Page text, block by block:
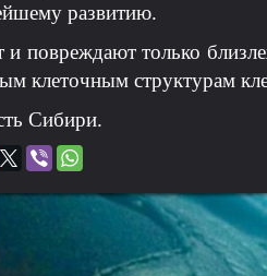
развитию.
повреждают только
клеточным структурам
Сибири.